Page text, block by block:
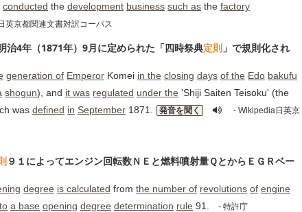
conducted the development business such as the factory
英京都関連文書対訳コーパス
治4年（1871年）9月に定められた「四時祭典定則 」で規則化され
generation of Emperor Komei in the closing days of the Edo bakufu
shogun), and it was regulated under the 'Shiji Saiten Teisoku' (the
was defined in September 1871. 発音を聞く
- Wikipedia日英京
９１によってエンジン回転数ＮＥと燃料噴射量ＱとからＥＧＲベー
degree is calculated from the number of revolutions of engine
a base opening degree determination rule 91. - 特許庁